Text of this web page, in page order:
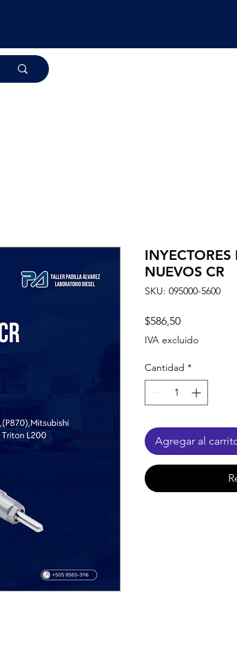
INYECTORES
NUEVOS CR
SKU: 095000-5600
$586,50Precio
IVA excluido
Cantidad *
Agregar al